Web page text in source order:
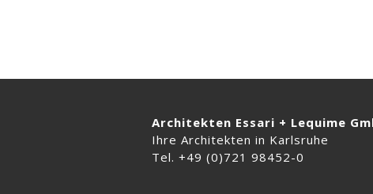
Architekten Essari + Lequime
Ihre Architekten in Karlsruhe
Tel. +49 (0)721 98452-0